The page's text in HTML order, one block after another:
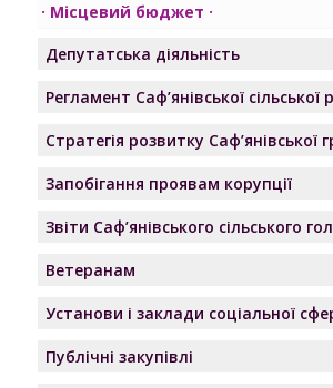
Місцевий бюджет
Депутатська діяльність
Регламент Саф’янівської сільської
Стратегія розвитку Саф’янівської
Запобігання проявам корупції
Звіти Саф’янівського сільського
Ветеранам
Установи і заклади соціальної
Публічні закупівлі